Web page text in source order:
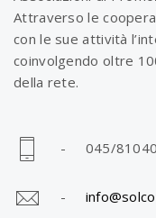
Attraverso le
con le sue attività
coinvolgendo oltre
della rete.
- 045/
-